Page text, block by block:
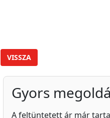
VISSZA
Gyors
A feltüntetett ár már